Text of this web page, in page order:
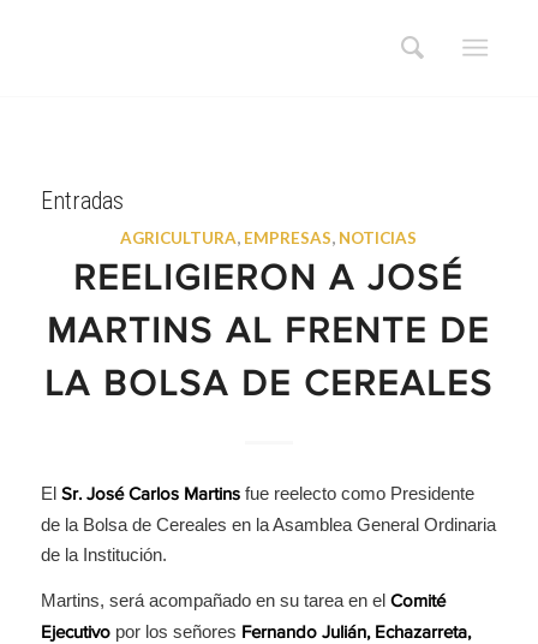
Entradas
AGRICULTURA, EMPRESAS, NOTICIAS
REELIGIERON A JOSÉ
MARTINS AL FRENTE DE
LA BOLSA DE CEREALES
El Sr. José Carlos Martinsfue reelecto como Presidente
de la Bolsa de Cereales en la Asamblea General Ordinaria
de la Institución.
Martins, será acompañado en su tarea en el Comité
Ejecutivopor los señores Fernando Julián,Echazarreta,